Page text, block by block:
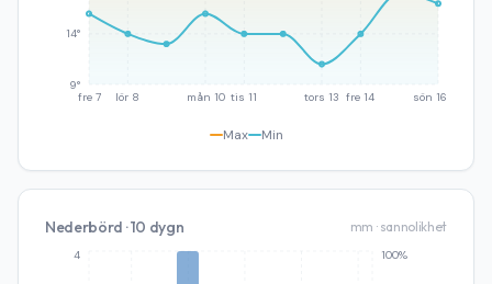
fre 7 lör 8 mån 10 tis 11 tors 13 fre 14 sön 16
9°
14°
Max Min
Nederbörd · 10 dygn mm · sannolikhet
4 100%